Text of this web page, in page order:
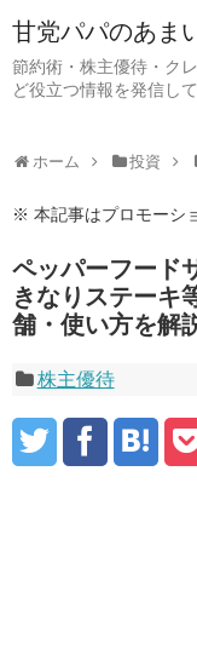
甘党パパのあま
節約術・株主優待・ク
ど役立つ情報を発信して
ホーム 投資
※ 本記事はプロモーシ
ペッパーフード
きなりステーキ
舗・使い方を解
株主優待